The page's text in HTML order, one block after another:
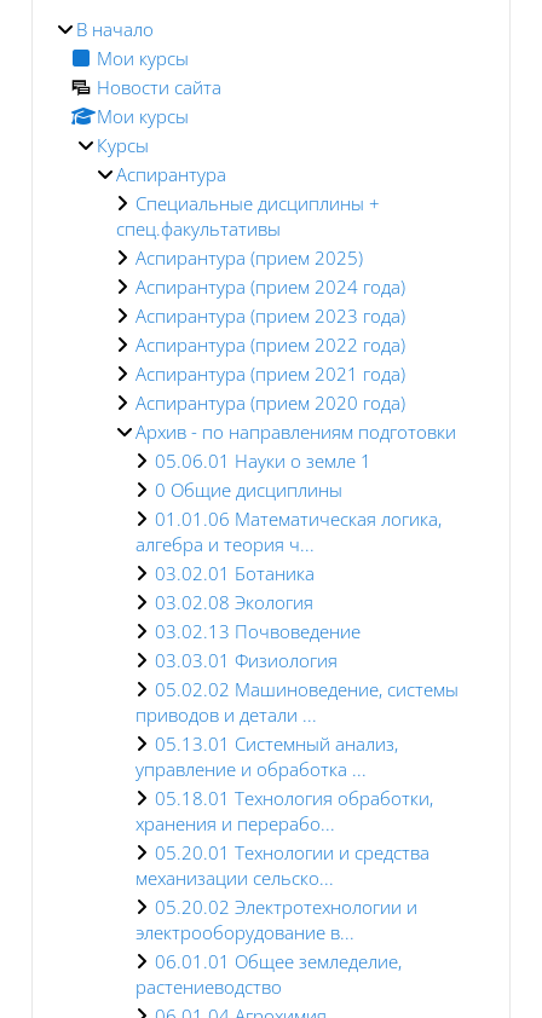
В начало
Мои курсы
Новости сайта
Мои курсы
Курсы
Аспирантура
Специальные дисциплины +
спец.факультативы
Аспирантура (прием 2025)
Аспирантура (прием 2024 года)
Аспирантура (прием 2023 года)
Аспирантура (прием 2022 года)
Аспирантура (прием 2021 года)
Аспирантура (прием 2020 года)
Архив - по направлениям подготовки
05.06.01 Науки о земле 1
0 Общие дисциплины
01.01.06 Математическая логика,
алгебра и теория ч...
03.02.01 Ботаника
03.02.08 Экология
03.02.13 Почвоведение
03.03.01 Физиология
05.02.02 Машиноведение, системы
приводов и детали ...
05.13.01 Системный анализ,
управление и обработка ...
05.18.01 Технология обработки,
хранения и перерабо...
05.20.01 Технологии и средства
механизации сельско...
05.20.02 Электротехнологии и
электрооборудование в...
06.01.01 Общее земледелие,
растениеводство